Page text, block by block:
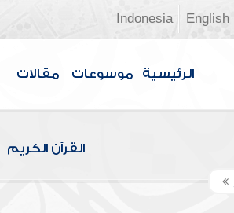
English
Indonesia
الرئيسية موسوعات مقالات
القرآن الكريم